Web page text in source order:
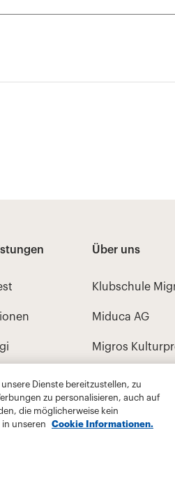
Dienste bereitzustellen, zu
zu personalisieren, auch auf
die möglicherweise kein
unseren
Cookie Informationen.